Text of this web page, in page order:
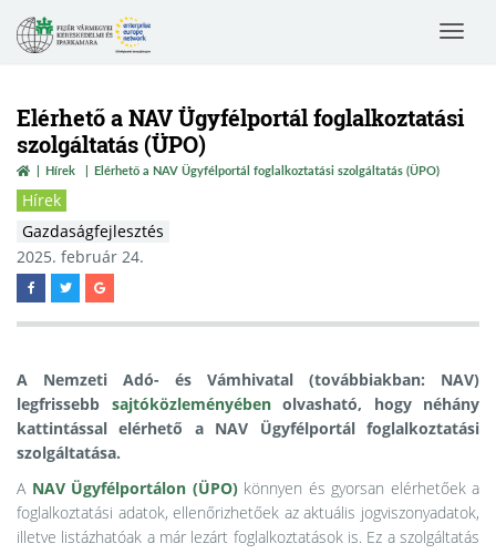
Toggle
Elérhető a NAV Ügyfélportál foglalkoztatási
szolgáltatás (ÜPO)
Hírek Elérhető a NAV Ügyfélportál foglalkoztatási szolgáltatás (ÜPO)
Hírek
Gazdaságfejlesztés
2025. február 24.
A Nemzeti Adó- és Vámhivatal (továbbiakban: NAV)
legfrissebb sajtóközleményébenolvasható, hogy néhány
kattintással elérhető a NAV Ügyfélportál foglalkoztatási
szolgáltatása.
A NAV Ügyfélportálon (ÜPO)könnyen és gyorsan elérhetőek a
foglalkoztatási adatok, ellenőrizhetőek az aktuális jogviszonyadatok,
illetve listázhatóak a már lezárt foglalkoztatások is. Ez a szolgáltatás